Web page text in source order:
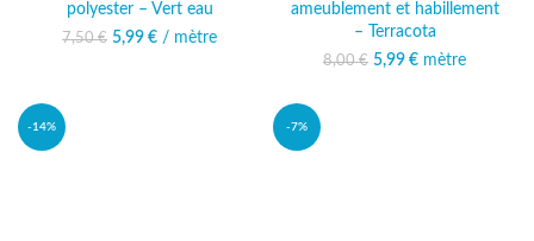
polyester – Vert eau
7,50€
Le prix initial était :
5,99 € Le prix actuel
/ mètre
ameublement et habillement
– Terracota
8,00€ Le prix initial était :
5,99 € Le prix actuel
mètre
-14% -7%